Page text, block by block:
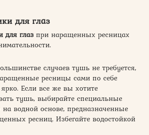
для глаз
для глаз при наращенных ресницах
случаев тушь не требуется,
ресницы сами по себе
Если все же вы хотите
тушь, выбирайте специальные
водной основе, предназначенные
ресниц. Избегайте водостойкой